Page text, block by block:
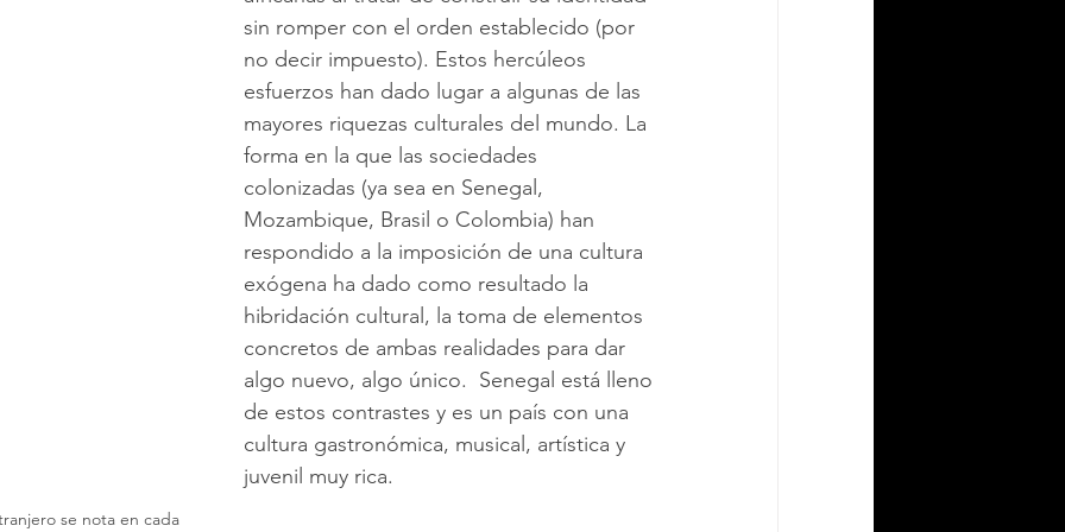
se nota en cada
sin romper con el orden establecido (por
no decir impuesto). Estos hercúleos
esfuerzos han dado lugar a algunas de las
mayores riquezas culturales del mundo. La
forma en la que las sociedades
colonizadas (ya sea en Senegal,
Mozambique, Brasil o Colombia) han
respondido a la imposición de una cultura
exógena ha dado como resultado la
hibridación cultural, la toma de elementos
concretos de ambas realidades para dar
algo nuevo, algo único.  Senegal está lleno
de estos contrastes y es un país con una
cultura gastronómica, musical, artística y
juvenil muy rica.